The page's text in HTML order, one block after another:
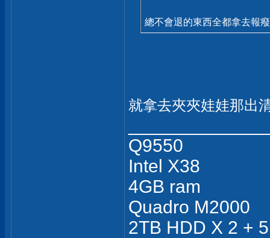
總不會退的東西全都拿去報
就拿去夾夾娃娃那出
Q9550
Intel X38
4GB ram
Quadro M2000
2TB HDD X 2 +